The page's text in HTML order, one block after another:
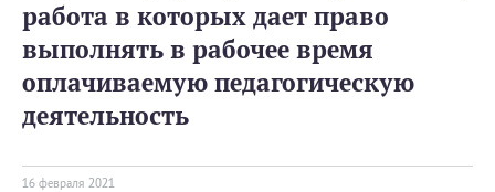
работа в которых дает право
выполнять в рабочее время
оплачиваемую педагогическую
деятельность
16 февраля 2021